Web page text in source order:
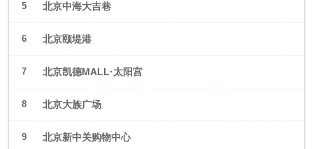
5 北京中海大吉巷
6 北京颐堤港
7 北京凯德MALL·太阳宫
8 北京大族广场
9 北京新中关购物中心